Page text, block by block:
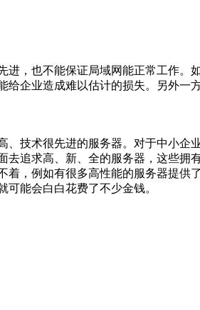
，也不能保证局域网能正常工作。
企业造成难以估计的损失。另外一
技术很先进的服务器。对于中小企
追求高、新、全的服务器，这些拥
，例如有很多高性能的服务器提供
能会白白花费了不少金钱。